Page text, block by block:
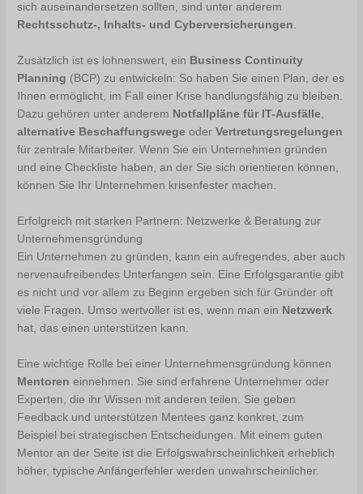
sich auseinandersetzen sollten, sind unter anderem
Rechtsschutz-, Inhalts- und Cyberversicherungen.
Zusätzlich ist es lohnenswert, ein Business Continuity
Planning (BCP) zu entwickeln: So haben Sie einen Plan, der es
Ihnen ermöglicht, im Fall einer Krise handlungsfähig zu bleiben.
Dazu gehören unter anderem Notfallpläne für IT-Ausfälle,
alternative Beschaffungswege oderVertretungsregelungen
für zentrale Mitarbeiter. Wenn Sie ein Unternehmen gründen
und eine Checkliste haben, an der Sie sich orientieren können,
können Sie Ihr Unternehmen krisenfester machen.
Erfolgreich mit starken Partnern: Netzwerke & Beratung zur
Unternehmensgründung
Ein Unternehmen zu gründen, kann ein aufregendes, aber auch
nervenaufreibendes Unterfangen sein. Eine Erfolgsgarantie gibt
es nicht und vor allem zu Beginn ergeben sich für Gründer oft
viele Fragen. Umso wertvoller ist es, wenn man ein Netzwerk
hat, das einen unterstützen kann.
Eine wichtige Rolle bei einer Unternehmensgründung können
Mentoren einnehmen. Sie sind erfahrene Unternehmer oder
Experten, die ihr Wissen mit anderen teilen. Sie geben
Feedback und unterstützen Mentees ganz konkret, zum
Beispiel bei strategischen Entscheidungen. Mit einem guten
Mentor an der Seite ist die Erfolgswahrscheinlichkeit erheblich
höher, typische Anfängerfehler werden unwahrscheinlicher.